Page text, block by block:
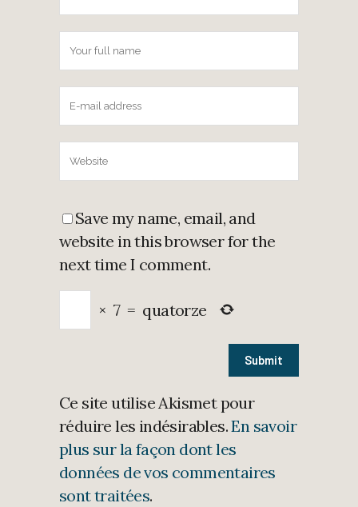
Save my name, email, and
website in this browser for the
next time I comment.
× 7 = quatorze
Ce site utilise Akismet pour
réduire les indésirables.En savoir
plus sur la façon dont les
données de vos commentaires
sont traitées.